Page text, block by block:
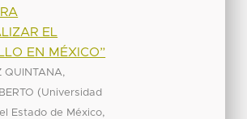
EL
EN MÉXICO”
QUINTANA,
(Universidad
Estado de México,